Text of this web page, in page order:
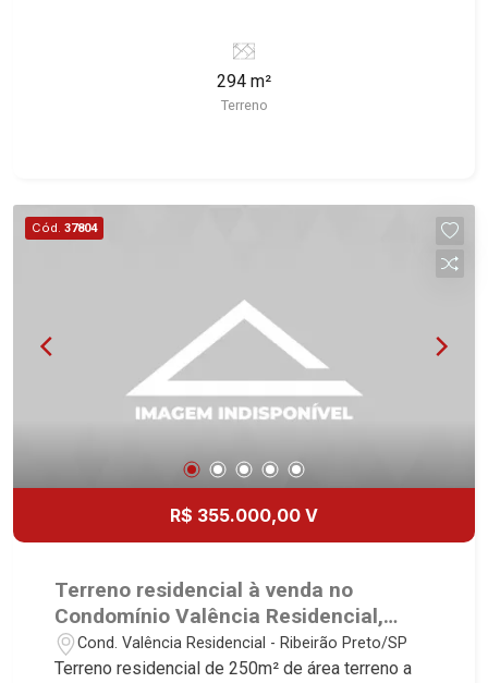
294 m²
Terreno
Cód. 37804
R$ 355.000,00 V
Terreno residencial à venda no
Condomínio Valência Residencial,
próximo ao Centro de Bonfim -
Ribeirão Preto/SP.
Cond. Valência Residencial - Ribeirão Preto/SP
Terreno residencial de 250m² de área terreno a